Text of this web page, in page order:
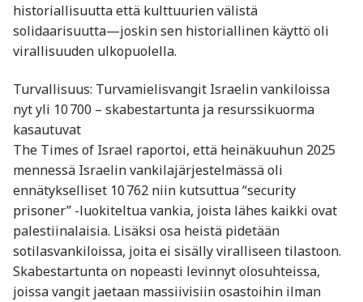
historiallisuutta että kulttuurien välistä
solidaarisuutta—joskin sen historiallinen käyttö oli
virallisuuden ulkopuolella.
Turvallisuus: Turvamielisvangit Israelin vankiloissa
nyt yli 10 700 – skabestartunta ja resurssikuorma
kasautuvat
The Times of Israel raportoi, että heinäkuuhun 2025
mennessä Israelin vankilajärjestelmässä oli
ennätykselliset 10 762 niin kutsuttua “security
prisoner” -luokiteltua vankia, joista lähes kaikki ovat
palestiinalaisia. Lisäksi osa heistä pidetään
sotilasvankiloissa, joita ei sisälly viralliseen tilastoon.
Skabestartunta on nopeasti levinnyt olosuhteissa,
joissa vangit jaetaan massiivisiin osastoihin ilman